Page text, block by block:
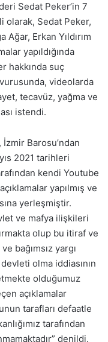
Sedat Peker’in 7
olarak, Sedat Peker,
Erkan Yıldırım
yapıldığında
hakkında suç
videolarda
tecavüz, yağma ve
istendi.
Barosu’ndan
2021 tarihleri
kendi Youtube
yapılmış ve
yerleşmiştir.
ve mafya ilişkileri
olup bu itiraf ve
bağımsız yargı
olma iddiasının
olduğumuz
açıklamalar
tarafları defaatle
tarafından
denildi.